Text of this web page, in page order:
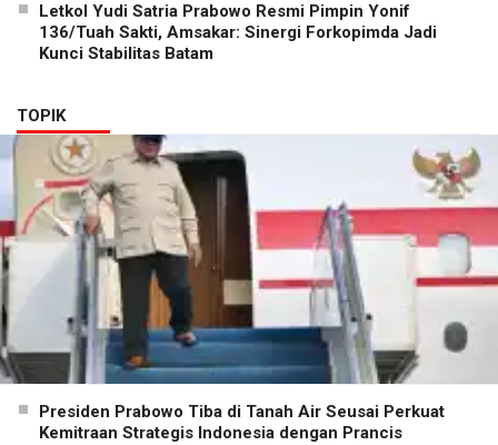
Letkol Yudi Satria Prabowo Resmi Pimpin Yonif
136/Tuah Sakti, Amsakar: Sinergi Forkopimda Jadi
Kunci Stabilitas Batam
TOPIK
Presiden Prabowo Tiba di Tanah Air Seusai Perkuat
Kemitraan Strategis Indonesia dengan Prancis